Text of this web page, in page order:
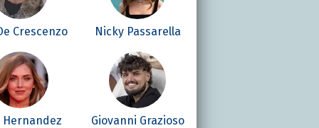
Crescenzo Nicky Passarella
Hernandez Giovanni Grazioso